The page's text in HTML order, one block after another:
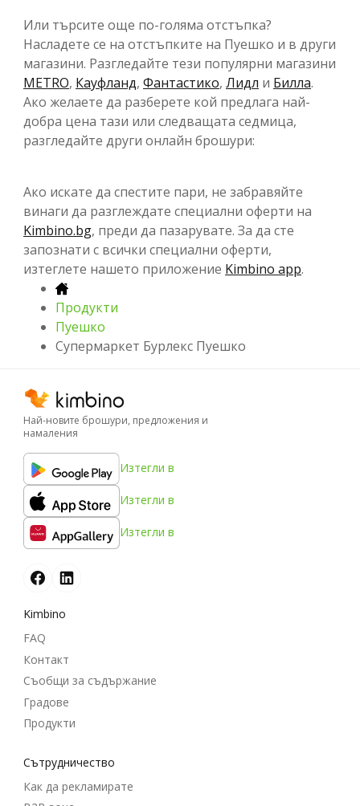
Или търсите още по-голяма отстъпка?
Насладете се на отстъпките на Пуешко и в други
магазини. Разгледайте тези популярни магазини
METRO, Кауфланд, Фантастико, Лидл и Билла.
Ако желаете да разберете кой предлага най-
добра цена тази или следващата седмица,
разгледайте други онлайн брошури:
Ако искате да спестите пари, не забравяйте
винаги да разглеждате специални оферти на
Kimbino.bg, преди да пазарувате. За да сте
запознати с всички специални оферти,
изтеглете нашето приложение Kimbino app.
Продукти
Пуешко
Супермаркет Бурлекс Пуешко
Най-новите брошури, предложения и
намаления
Изтегли в
Изтегли в
Изтегли в
Kimbino
FAQ
Контакт
Съобщи за съдържание
Градове
Продукти
Cътрудничество
Как да рекламирате